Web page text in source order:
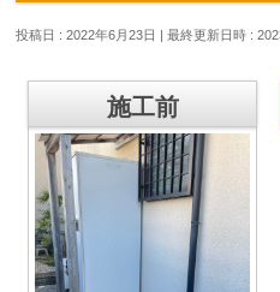
投稿日 : 2022年6月23日 最終更新日時 :
施工前